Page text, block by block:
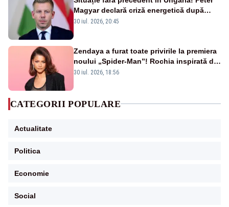
Magyar declară criză energetică după
oprirea centralei de la Paks
30 iul. 2026, 20:45
Zendaya a furat toate privirile la premiera
noului „Spider-Man”! Rochia inspirată de
pânza de păianjen a făcut senzație
30 iul. 2026, 18:56
CATEGORII POPULARE
Actualitate
Politica
Economie
Social